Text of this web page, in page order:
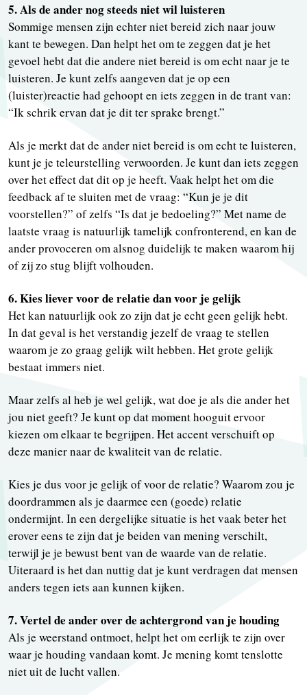
5. Als de ander nog steeds niet wil luisteren
Sommige mensen zijn echter niet bereid zich naar jouw
kant te bewegen. Dan helpt het om te zeggen dat je het
gevoel hebt dat die andere niet bereid is om echt naar je te
luisteren. Je kunt zelfs aangeven dat je op een
(luister)reactie had gehoopt en iets zeggen in de trant van:
“Ik schrik ervan dat je dit ter sprake brengt.”
Als je merkt dat de ander niet bereid is om echt te luisteren,
kunt je je teleurstelling verwoorden. Je kunt dan iets zeggen
over het effect dat dit op je heeft. Vaak helpt het om die
feedback af te sluiten met de vraag: “Kun je je dit
voorstellen?” of zelfs “Is dat je bedoeling?” Met name de
laatste vraag is natuurlijk tamelijk confronterend, en kan de
ander provoceren om alsnog duidelijk te maken waarom hij
of zij zo stug blijft volhouden.
6. Kies liever voor de relatie dan voor je gelijk
Het kan natuurlijk ook zo zijn dat je echt geen gelijk hebt.
In dat geval is het verstandig jezelf de vraag te stellen
waarom je zo graag gelijk wilt hebben. Het grote gelijk
bestaat immers niet.
Maar zelfs al heb je wel gelijk, wat doe je als die ander het
jou niet geeft? Je kunt op dat moment hooguit ervoor
kiezen om elkaar te begrijpen. Het accent verschuift op
deze manier naar de kwaliteit van de relatie.
Kies je dus voor je gelijk of voor de relatie? Waarom zou je
doordrammen als je daarmee een (goede) relatie
ondermijnt. In een dergelijke situatie is het vaak beter het
erover eens te zijn dat je beiden van mening verschilt,
terwijl je je bewust bent van de waarde van de relatie.
Uiteraard is het dan nuttig dat je kunt verdragen dat mensen
anders tegen iets aan kunnen kijken.
7. Vertel de ander over de achtergrond van je houding
Als je weerstand ontmoet, helpt het om eerlijk te zijn over
waar je houding vandaan komt. Je mening komt tenslotte
niet uit de lucht vallen.